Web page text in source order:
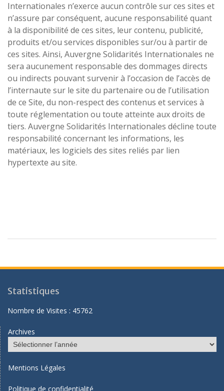
Internationales n’exerce aucun contrôle sur ces sites et
n’assure par conséquent, aucune responsabilité quant
à la disponibilité de ces sites, leur contenu, publicité,
produits et/ou services disponibles sur/ou à partir de
ces sites. Ainsi, Auvergne Solidarités Internationales ne
sera aucunement responsable des dommages directs
ou indirects pouvant survenir à l’occasion de l’accès de
l’internaute sur le site du partenaire ou de l’utilisation
de ce Site, du non-respect des contenus et services à
toute réglementation ou toute atteinte aux droits de
tiers. Auvergne Solidarités Internationales décline toute
responsabilité concernant les informations, les
matériaux, les logiciels des sites reliés par lien
hypertexte au site.
Statistiques
Nombre de Visites : 45762
Archives
Mentions Légales
Politique de confidentialité